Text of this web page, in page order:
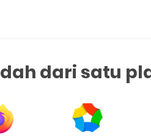
dari satu